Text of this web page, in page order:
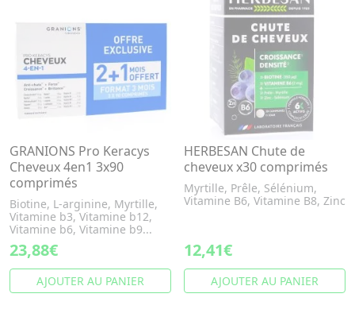
GRANIONS Pro Keracys
Cheveux 4en1 3x90
comprimés
Biotine, L-arginine, Myrtille,
Vitamine b3, Vitamine b12,
Vitamine b6, Vitamine b9...
23,88€
AJOUTER AU PANIER
HERBESAN Chute de
cheveux x30 comprimés
Myrtille, Prêle, Sélénium,
Vitamine B6, Vitamine B8, Zinc
12,41€
AJOUTER AU PANIER